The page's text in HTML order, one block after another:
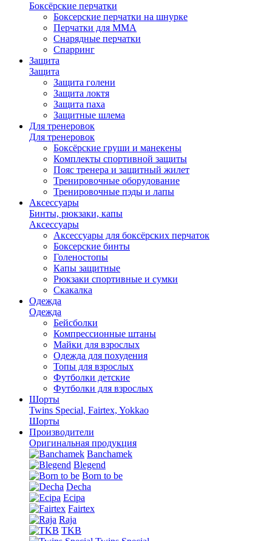
Боксёрские перчатки
Боксерские перчатки на шнурке
Перчатки для ММА
Снарядные перчатки
Спарринг
Защита
Защита
Защита голени
Защита локтя
Защита паха
Защитные шлема
Для тренеровок
Для тренеровок
Боксёрские груши и манекены
Комплекты спортивной защиты
Пояс тренера и защитный жилет
Тренировочные оборудование
Тренировочные пэды и лапы
Аксессуары
Бинты, рюкзаки, капы
Аксессуары
Аксессуары для боксёрских перчаток
Боксерские бинты
Голеностопы
Капы защитные
Рюкзаки спортивные и сумки
Скакалка
Одежда
Одежда
Бейсболки
Компрессионные штаны
Майки для взрослых
Одежда для похудения
Топы для взрослых
Футболки детские
Футболки для взрослых
Шорты
Twins Special, Fairtex, Yokkao
Шорты
Производители
Оригинальная продукция
Banchamek
Blegend
Born to be
Decha
Ecipa
Fairtex
Raja
TKB